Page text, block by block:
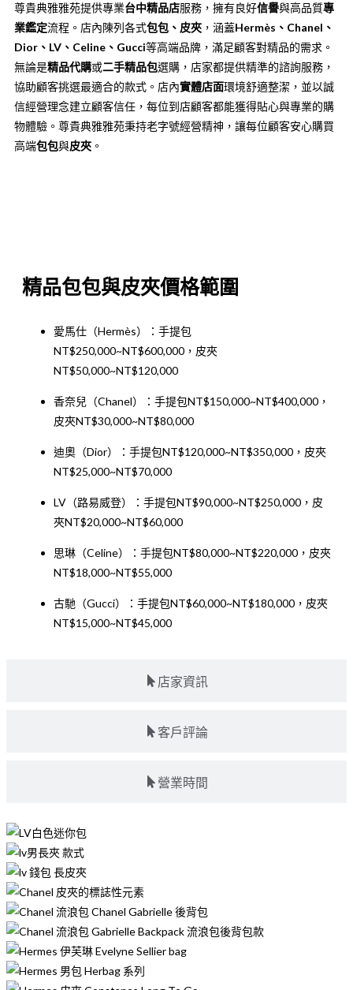
尊貴典雅雅苑提供專業台中精品店服務，擁有良好信譽與高品質專
業鑑定流程。店內陳列各式包包、皮夾 ，涵蓋Hermès、Chanel、
Dior、LV、Celine、Gucci等高端品牌，滿足顧客對精品的需求。
無論是精品代購或二手精品包選購，店家都提供精準的諮詢服務，
協助顧客挑選最適合的款式。店內實體店面環境舒適整潔，並以誠
信經營理念建立顧客信任，每位到店顧客都能獲得貼心與專業的購
物體驗。尊貴典雅雅苑秉持老字號經營精神，讓每位顧客安心購買
高端包包與皮夾 。
店家資訊
客戶評論
營業時間
精品包包與皮夾價格範圍
愛馬仕（Hermès）：手提包
NT$250,000~NT$600,000，皮夾
NT$50,000~NT$120,000
香奈兒（Chanel）：手提包NT$150,000~NT$400,000，
皮夾NT$30,000~NT$80,000
迪奧（Dior）：手提包NT$120,000~NT$350,000，皮夾
NT$25,000~NT$70,000
LV（路易威登）：手提包NT$90,000~NT$250,000，皮
夾NT$20,000~NT$60,000
思琳（Celine）：手提包NT$80,000~NT$220,000，皮夾
NT$18,000~NT$55,000
古馳（Gucci）：手提包NT$60,000~NT$180,000，皮夾
NT$15,000~NT$45,000